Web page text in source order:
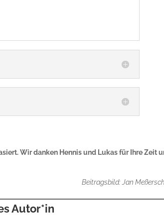
Wir danken Hennis und Lukas für Ihre Zeit
Beitragsbild: Jan
Autor*in